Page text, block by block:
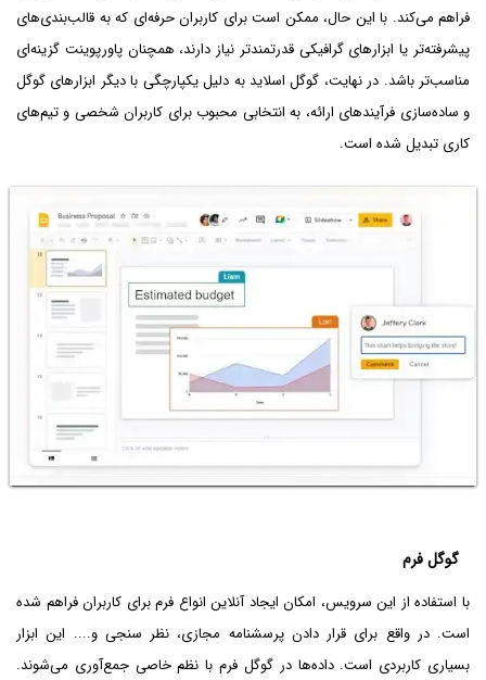
فراهم می‌کند. با این حال، ممکن است برای کاربران حرفه‌ای که به قالب‌بندی‌های
پیشرفته‌تر یا ابزارهای گرافیکی قدرتمندتر نیاز دارند، همچنان پاورپوینت گزینه‌ای
مناسب‌تر باشد. در نهایت، گوگل اسلاید به دلیل یکپارچگی با دیگر ابزارهای گوگل
و ساده‌سازی فرآیندهای ارائه، به انتخابی محبوب برای کاربران شخصی و تیم‌های
کاری تبدیل شده است.
گوگل فرم
با استفاده از این سرویس، امکان ایجاد آنلاین انواع فرم برای کاربران فراهم شده
است. در واقع برای قرار دادن پرسشنامه مجازی، نظر سنجی و.... این ابزار
بسیاری کاربردی است. داده‌ها در گوگل فرم با نظم خاصی جمع‌آوری می‌شوند.